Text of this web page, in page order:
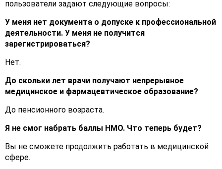
пользователи задают следующие вопросы:
У меня нет документа о допуске к профессиональной
деятельности. У меня не получится
зарегистрироваться?
Нет.
До скольки лет врачи получают непрерывное
медицинское и фармацевтическое образование?
До пенсионного возраста.
Я не смог набрать баллы НМО. Что теперь будет?
Вы не сможете продолжить работать в медицинской
сфере.